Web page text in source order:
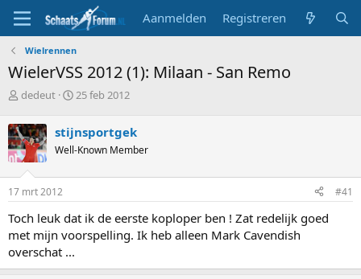
Aanmelden Registreren
Wielrennen
WielerVSS 2012 (1): Milaan - San Remo
T
p
i
c
s
t
a
t
e
r
dedeut
S
r
t
a
m
25 feb 2012
stijnsportgek
Well-Known Member
17 mrt 2012 #41
Toch leuk dat ik de eerste koploper ben ! Zat redelijk goed
met mijn voorspelling. Ik heb alleen Mark Cavendish
overschat ...